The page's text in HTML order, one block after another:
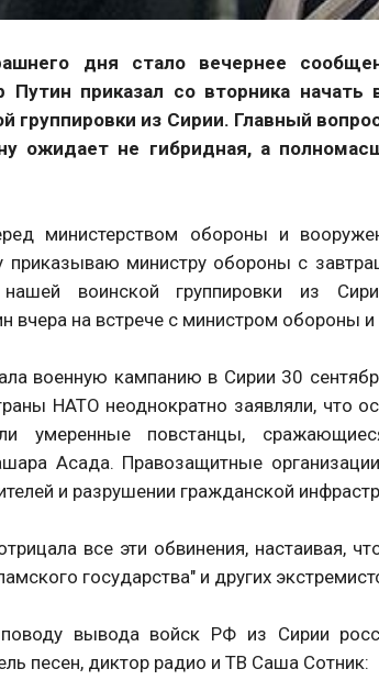
дня стало вечернее
приказал со вторника начать
группировки из Сирии. Главный
ожидает не гибридная, а
министерством обороны и
приказываю министру обороны с
воинской группировки из
вчера на встрече с министром обороны
военную кампанию в Сирии 30
НАТО неоднократно заявляли, что
умеренные повстанцы,
Асада. Правозащитные
и разрушении гражданской
все эти обвинения, настаивая,
государства" и других
вывода войск РФ из Сирии
песен, диктор радио и ТВ Саша Сотник: